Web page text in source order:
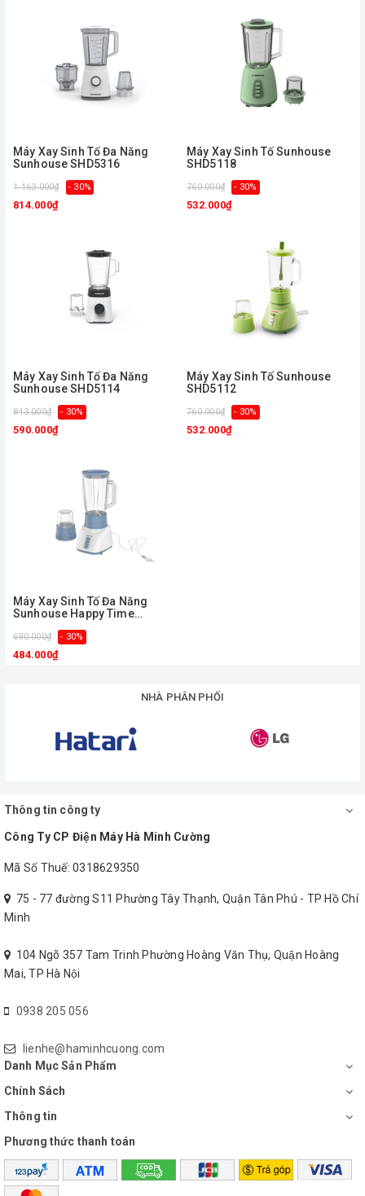
Máy Xay Sinh Tố Đa Năng
Sunhouse SHD5316
1.163.000₫ - 30%
814.000₫
Máy Xay Sinh Tố Sunhouse
SHD5118
760.000₫ - 30%
532.000₫
Máy Xay Sinh Tố Đa Năng
Sunhouse SHD5114
843.000₫ - 30%
590.000₫
Máy Xay Sinh Tố Sunhouse
SHD5112
760.000₫ - 30%
532.000₫
Máy Xay Sinh Tố Đa Năng
Sunhouse Happy Time
690.000₫ - 30%
484.000₫
NHÀ PHÂN PHỐI
Thông tin công ty
Công Ty CP Điện Máy Hà Minh Cường
Mã Số Thuế: 0318629350
75 - 77 đường S11 Phường Tây Thạnh, Quận Tân Phú - TP Hồ Chí
Minh
104 Ngõ 357 Tam Trinh Phường Hoàng Văn Thụ, Quận Hoàng
Mai, TP Hà Nội
0938 205 056
lienhe@haminhcuong.com
Danh Mục Sản Phẩm
Chính Sách
Thông tin
Phương thức thanh toán